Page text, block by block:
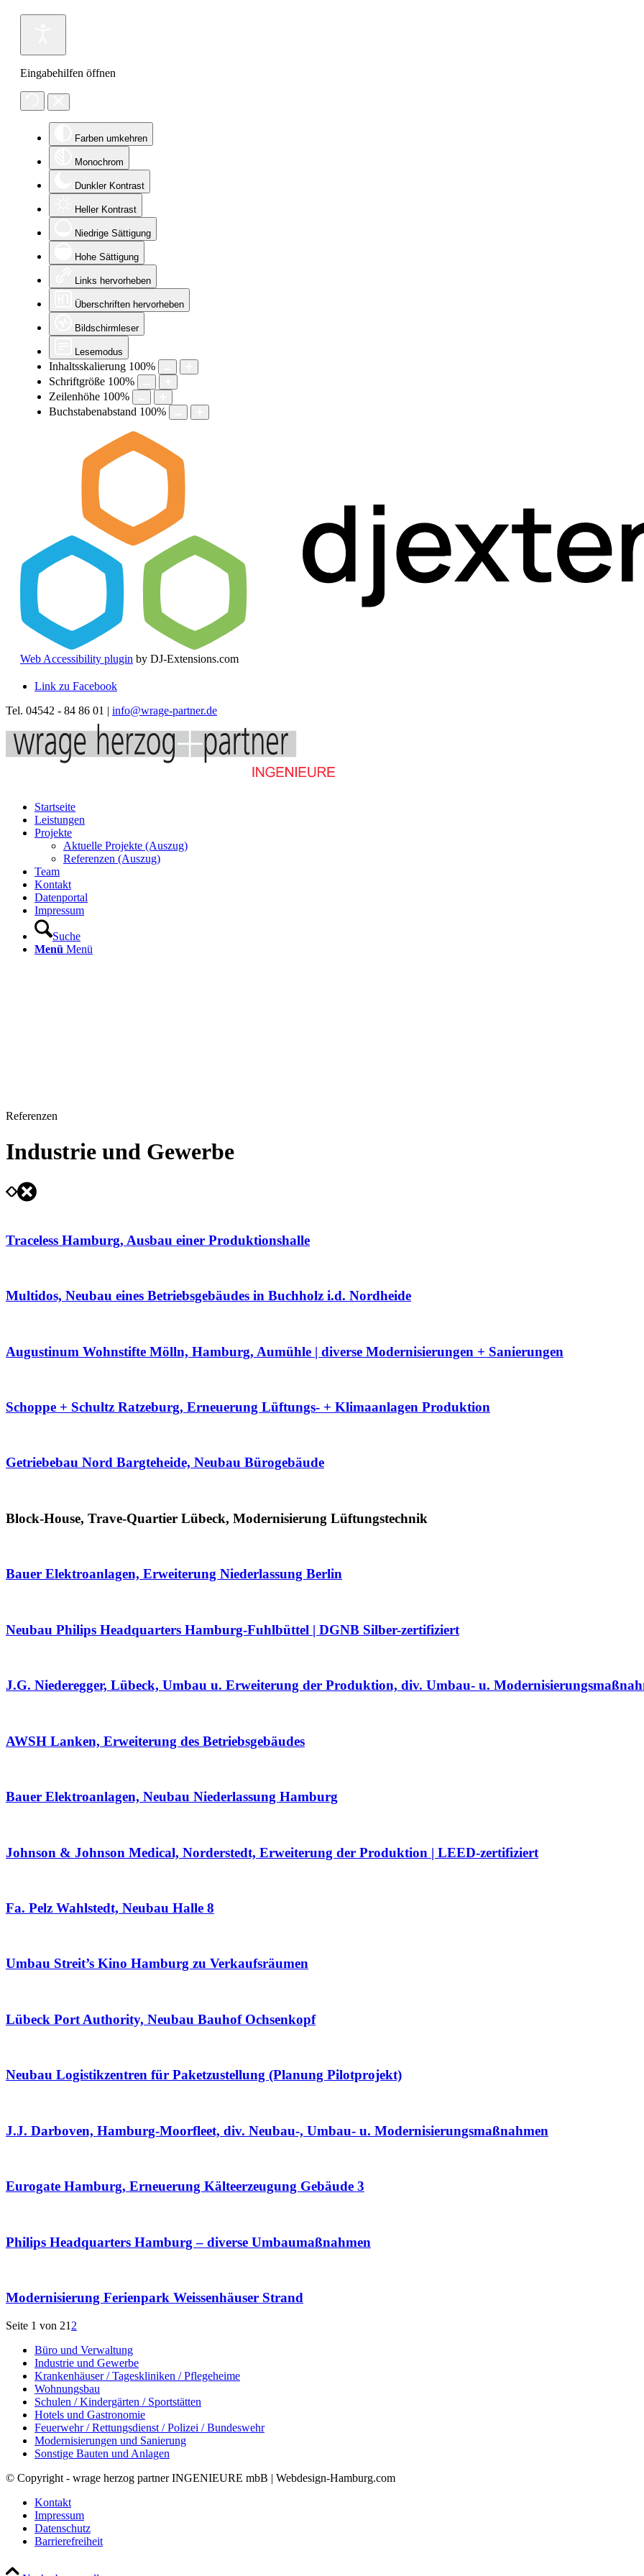
Eingabehilfen öffnen
Farben umkehren
Monochrom
Dunkler Kontrast
Heller Kontrast
Niedrige Sättigung
Hohe Sättigung
Links hervorheben
Überschriften hervorheben
Bildschirmleser
Lesemodus
Inhaltsskalierung 100%
Schriftgröße 100%
Zeilenhöhe 100%
Buchstabenabstand 100%
Web Accessibility plugin by DJ-Extensions.com
Link zu Facebook
Tel. 04542 - 84 86 01 | info@wrage-partner.de
Startseite
Leistungen
Projekte
Aktuelle Projekte (Auszug)
Referenzen (Auszug)
Team
Kontakt
Datenportal
Impressum
Suche
Menü Menü
Referenzen
Industrie und Gewerbe
Traceless Hamburg, Ausbau einer Produktionshalle
Multidos, Neubau eines Betriebsgebäudes in Buchholz i.d. Nordheide
Augustinum Wohnstifte Mölln, Hamburg, Aumühle | diverse Modernisierungen + Sanierungen
Schoppe + Schultz Ratzeburg, Erneuerung Lüftungs- + Klimaanlagen Produktion
Getriebebau Nord Bargteheide, Neubau Bürogebäude
Block-House, Trave-Quartier Lübeck, Modernisierung Lüftungstechnik
Bauer Elektroanlagen, Erweiterung Niederlassung Berlin
Neubau Philips Headquarters Hamburg-Fuhlbüttel | DGNB Silber-zertifiziert
J.G. Niederegger, Lübeck, Umbau u. Erweiterung der Produktion, div. Umbau- u.
AWSH Lanken, Erweiterung des Betriebsgebäudes
Bauer Elektroanlagen, Neubau Niederlassung Hamburg
Johnson & Johnson Medical, Norderstedt, Erweiterung der Produktion | LEED-zertifiziert
Fa. Pelz Wahlstedt, Neubau Halle 8
Umbau Streit’s Kino Hamburg zu Verkaufsräumen
Lübeck Port Authority, Neubau Bauhof Ochsenkopf
Neubau Logistikzentren für Paketzustellung (Planung Pilotprojekt)
J.J. Darboven, Hamburg-Moorfleet, div. Neubau-, Umbau- u. Modernisierungsmaßnahmen
Eurogate Hamburg, Erneuerung Kälteerzeugung Gebäude 3
Philips Headquarters Hamburg – diverse Umbaumaßnahmen
Modernisierung Ferienpark Weissenhäuser Strand
Seite 1 von 21 2
Büro und Verwaltung
Industrie und Gewerbe
Krankenhäuser / Tageskliniken / Pflegeheime
Wohnungsbau
Schulen / Kindergärten / Sportstätten
Hotels und Gastronomie
Feuerwehr / Rettungsdienst / Polizei / Bundeswehr
Modernisierungen und Sanierung
Sonstige Bauten und Anlagen
© Copyright - wrage herzog partner INGENIEURE mbB | Webdesign-Hamburg.com
Kontakt
Impressum
Datenschutz
Barrierefreiheit